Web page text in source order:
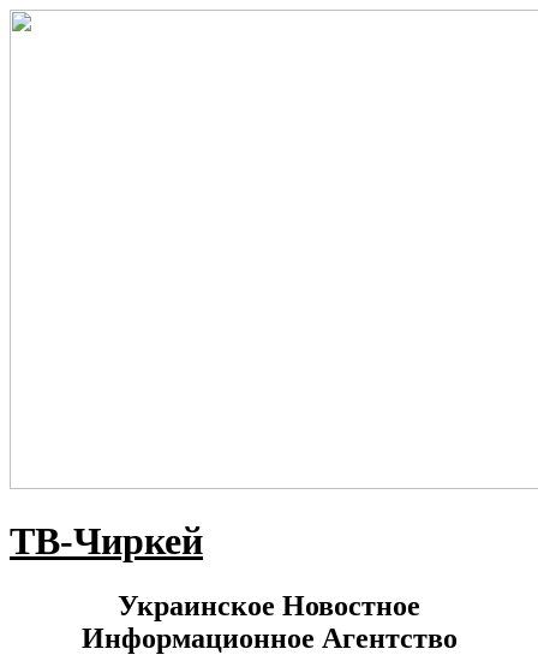
ТВ-Чиркей
Украинское Новостное
Информационное Агентство